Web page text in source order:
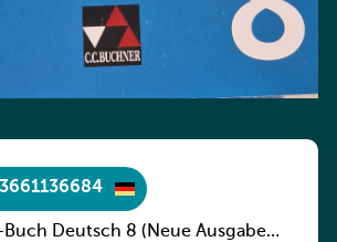
Deutsch 8 (Neue Ausgabe